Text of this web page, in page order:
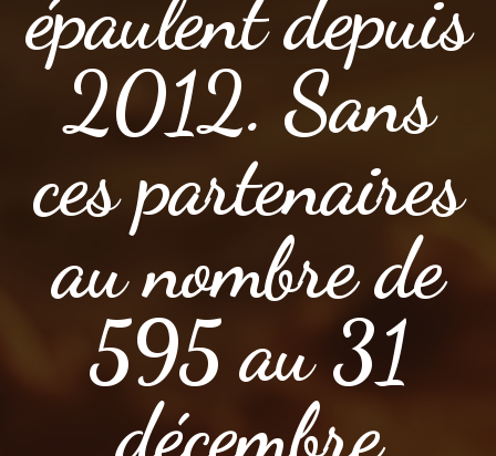
2012. Sans
ces partenaires
au nombre de
595 au 31
décembre